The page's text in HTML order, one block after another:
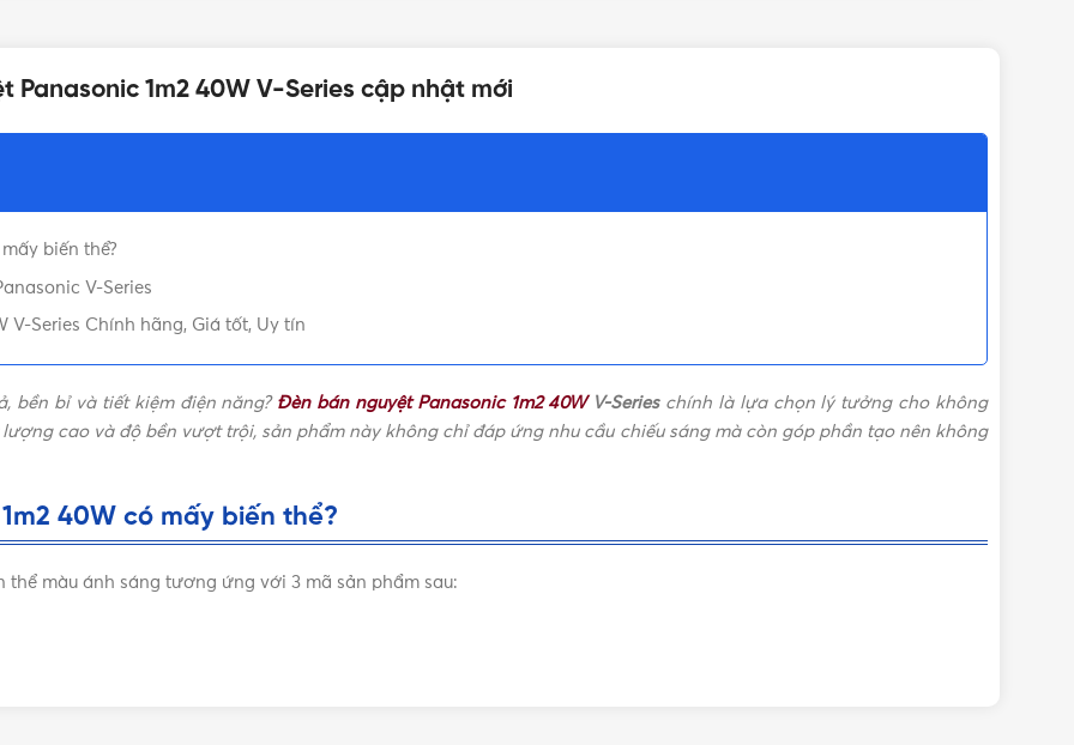
Màu trắng TUỔI THỌ
,Đèn LED bán nguyệt
BẢNG GIÁ
Bảng báo giá Thiết bị điện Panasonic,Bảng giá Panasonic
1m2 40W V-Series cập nhật mới
biến thể?
V-Series
V-Series Chính hãng, Giá tốt, Uy tín
bền bỉ và tiết kiệm điện năng? Đèn bán nguyệt Panasonic 1m2 40WV-Serieschính là lựa chọn lý tưởng cho không
cao và độ bền vượt trội, sản phẩm này không chỉ đáp ứng nhu cầu chiếu sáng mà còn góp phần tạo nên không
40W có mấy biến thể?
thể màu ánh sáng tương ứng với 3 mã sản phẩm sau: